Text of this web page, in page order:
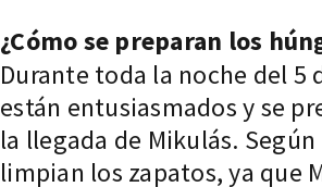
¿Cómo se preparan los
Durante toda la noche del 5
están entusiasmados y se
la llegada de Mikulás.
limpian los zapatos, ya que